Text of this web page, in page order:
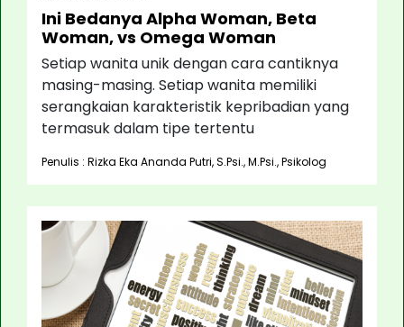
Ini Bedanya Alpha Woman, Beta
Woman, vs Omega Woman
Setiap wanita unik dengan cara cantiknya
masing-masing. Setiap wanita memiliki
serangkaian karakteristik kepribadian yang
termasuk dalam tipe tertentu
Penulis : Rizka Eka Ananda Putri, S.Psi., M.Psi., Psikolog